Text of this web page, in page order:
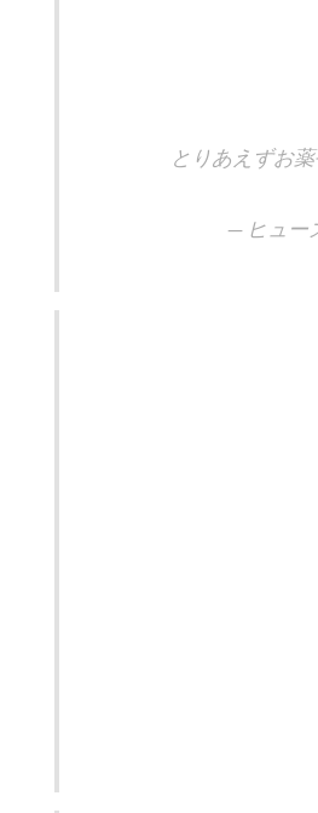
とりあえずお
— ヒュー